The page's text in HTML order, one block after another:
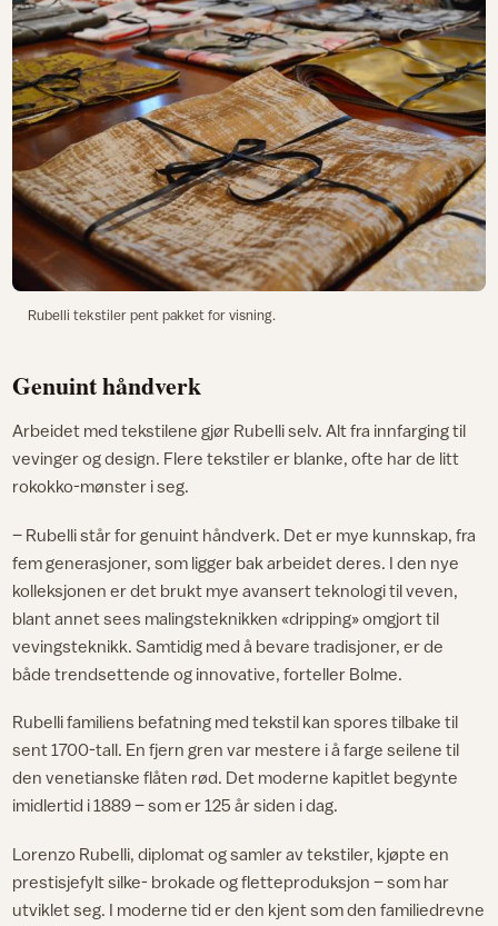
Rubelli tekstiler pent pakket for visning.
Genuint håndverk
Arbeidet med tekstilene gjør Rubelli selv. Alt fra innfarging til
vevinger og design. Flere tekstiler er blanke, ofte har de litt
rokokko-mønster i seg.
– Rubelli står for genuint håndverk. Det er mye kunnskap, fra
fem generasjoner, som ligger bak arbeidet deres. I den nye
kolleksjonen er det brukt mye avansert teknologi til veven,
blant annet sees malingsteknikken «dripping» omgjort til
vevingsteknikk. Samtidig med å bevare tradisjoner, er de
både trendsettende og innovative, forteller Bolme.
Rubelli familiens befatning med tekstil kan spores tilbake til
sent 1700-tall. En fjern gren var mestere i å farge seilene til
den venetianske flåten rød. Det moderne kapitlet begynte
imidlertid i 1889 – som er 125 år siden i dag.
Lorenzo Rubelli, diplomat og samler av tekstiler, kjøpte en
prestisjefylt silke- brokade og fletteproduksjon – som har
utviklet seg. I moderne tid er den kjent som den familiedrevne